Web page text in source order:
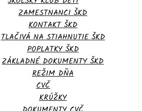
ZAMESTNANCI ŠKD
KONTAKT ŠKD
TLAČIVÁ NA STIAHNUTIE ŠKD
POPLATKY ŠKD
ZÁKLADNÉ DOKUMENTY ŠKD
REŽIM DŇA
CVČ
KRÚŽKY